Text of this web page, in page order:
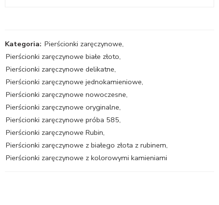
Kategoria: Pierścionki zaręczynowe,
Pierścionki zaręczynowe białe złoto,
Pierścionki zaręczynowe delikatne,
Pierścionki zaręczynowe jednokamieniowe,
Pierścionki zaręczynowe nowoczesne,
Pierścionki zaręczynowe oryginalne,
Pierścionki zaręczynowe próba 585,
Pierścionki zaręczynowe Rubin,
Pierścionki zaręczynowe z białego złota z rubinem,
Pierścionki zaręczynowe z kolorowymi kamieniami